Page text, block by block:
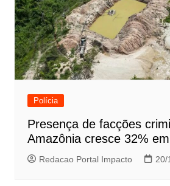
Polícia
Presença de facções
Amazônia cresce 32%
Redacao Portal Impacto 20/